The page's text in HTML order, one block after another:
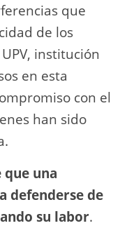
que
de los
institución
en esta
con el
han sido
que una
defenderse de
su labor.